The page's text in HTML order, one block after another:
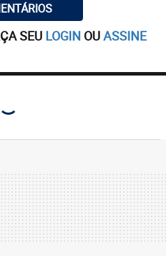
SEU LOGIN OUASSINE